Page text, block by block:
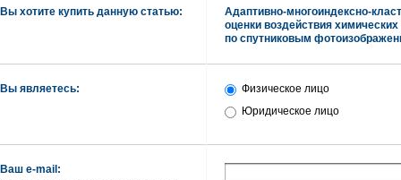
Вы хотите купить данную статью:
Адаптивно-многоиндексно-
оценки воздействия
по спутниковым
Вы являетесь:
Физическое лицо
Юридическое лицо
Ваш e-mail: